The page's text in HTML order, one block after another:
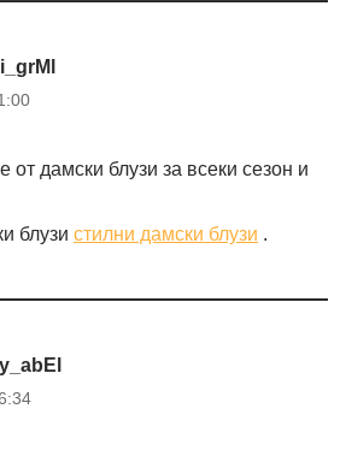
от дамски блузи за всеки сезон и
блузи стилни дамски блузи .